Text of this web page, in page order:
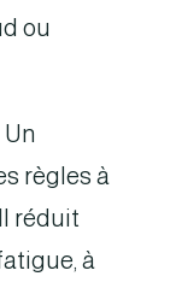
ou
règles à
réduit
à